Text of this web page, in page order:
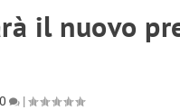
il nuovo
0 |